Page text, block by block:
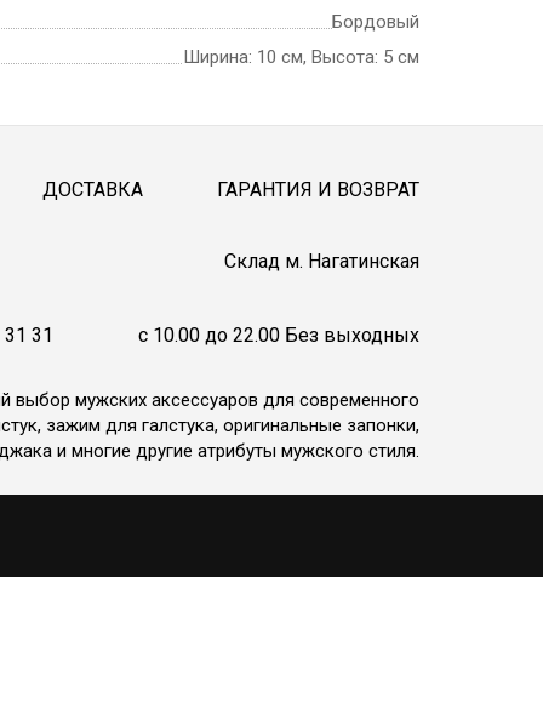
Бордовый
Ширина: 10 см, Высота: 5 см
ДОСТАВКА ГАРАНТИЯ И ВОЗВРАТ
Cклад м. Нагатинская
31 c 10.00 до 22.00 Без выходных
выбор мужских аксессуаров для современного
зажим для галстука, оригинальные запонки,
и многие другие атрибуты мужского стиля.